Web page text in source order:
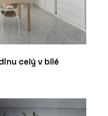
celý v bílé